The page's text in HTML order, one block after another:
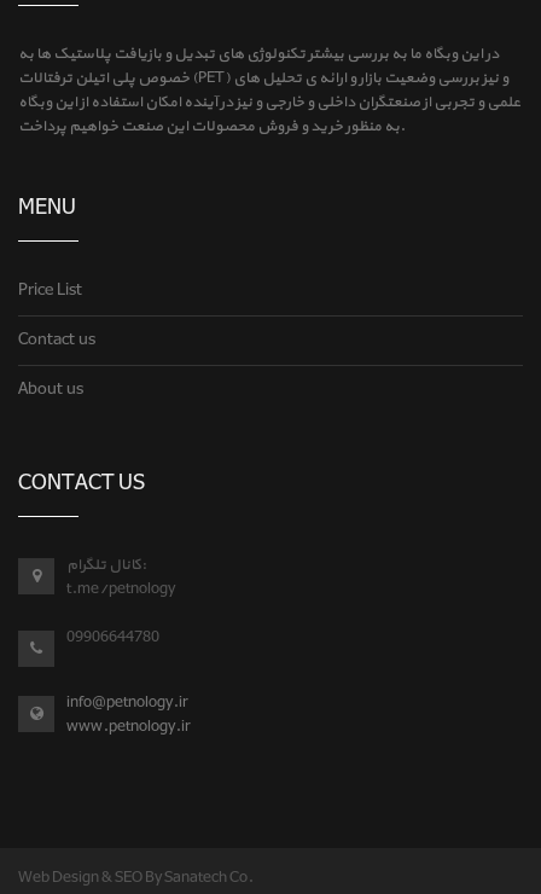
در این وبگاه ما به بررسی بیشتر تکنولوژی های تبدیل و بازیافت پلاستیک ها به
خصوص پلی اتیلن ترفتالات (PET) و نیز بررسی وضعیت بازار و ارائه ی تحلیل های
علمی و تجربی از صنعتگران داخلی و خارجی و نیز در آینده امکان استفاده از این وبگاه
به منظور خرید و فروش محصولات این صنعت خواهیم پرداخت.
MENU
Price List
Contact us
About us
CONTACT US
کانال تلگرام:
t.me/petnology
09906644780
info@petnology.ir
www.petnology.ir
Web Design & SEO By Sanatech Co.